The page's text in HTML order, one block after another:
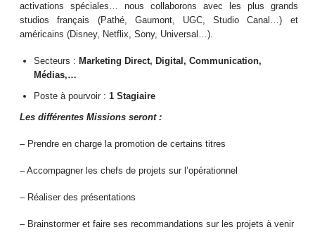
activations spéciales… nous collaborons avec les plus grands
studios français (Pathé, Gaumont, UGC, Studio Canal…) et
américains (Disney, Netflix, Sony, Universal…).
Secteurs : Marketing Direct, Digital, Communication,
Médias,…
Poste à pourvoir :1 Stagiaire
Les différentes Missions seront :
– Prendre en charge la promotion de certains titres
– Accompagner les chefs de projets sur l’opérationnel
– Réaliser des présentations
– Brainstormer et faire ses recommandations sur les projets à venir